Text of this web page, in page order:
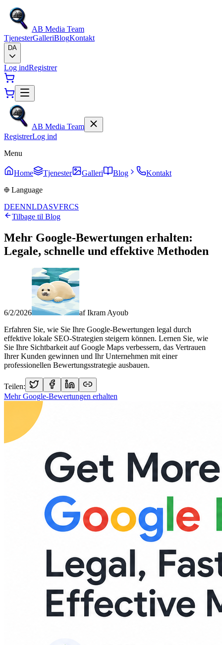
AB Media Team
TjenesterGalleriBlogKontakt
DA
Log indRegistrer
AB Media Team
RegistrerLog ind
Menu
Home Tjenester Galleri Blog
Kontakt
Language
DEENNLDASVFRCS
Tilbage til Blog
Mehr Google-Bewertungen erhalten:
Legale, schnelle und effektive Methoden
6/2/2026 af Ikram Ayoub
Erfahren Sie, wie Sie Ihre Google-Bewertungen legal durch
effektive lokale SEO-Strategien steigern können. Lernen Sie, wie
Sie Ihre Sichtbarkeit auf Google Maps verbessern, das Vertrauen
Ihrer Kunden gewinnen und Ihr Unternehmen mit einer
professionellen Bewertungsstrategie ausbauen.
Teilen:
Mehr Google-Bewertungen erhalten